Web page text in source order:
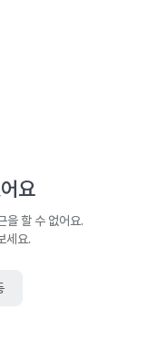
요
을 할 수 없어요.
세요.